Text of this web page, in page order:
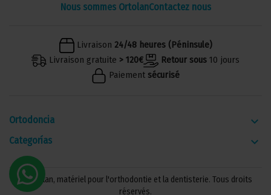
Nous sommes OrtolanContactez nous
Livraison 24/48 heures (Péninsule)
Livraison gratuite > 120€ Retour sous 10 jours
Paiement sécurisé
Ortodoncia keyboard_arrow_down
Categorías keyboard_arrow_down
© Ortolan, matériel pour l'orthodontie et la dentisterie. Tous droits
réservés.